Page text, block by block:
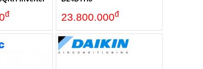
đ 23.800.000đ